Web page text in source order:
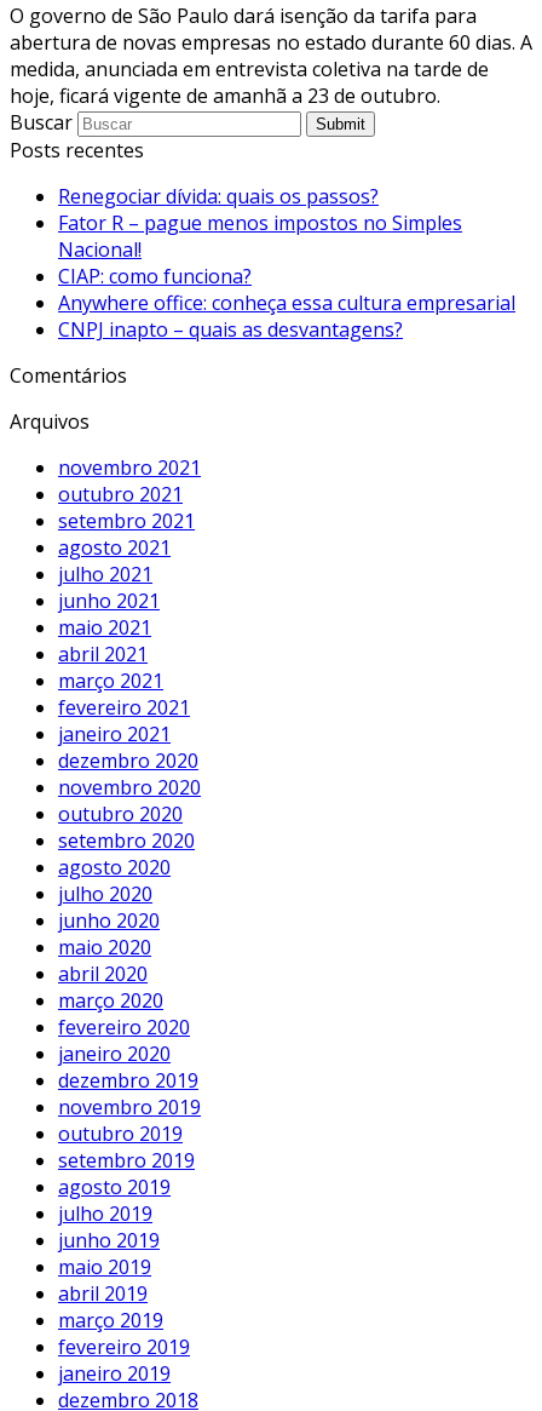
O governo de São Paulo dará isenção da tarifa para
abertura de novas empresas no estado durante 60 dias. A
medida, anunciada em entrevista coletiva na tarde de
hoje, ficará vigente de amanhã a 23 de outubro.
Buscar
Submit
Posts recentes
Renegociar dívida: quais os passos?
Fator R – pague menos impostos no Simples
Nacional!
CIAP: como funciona?
Anywhere office: conheça essa cultura empresarial
CNPJ inapto – quais as desvantagens?
Comentários
Arquivos
novembro 2021
outubro 2021
setembro 2021
agosto 2021
julho 2021
junho 2021
maio 2021
abril 2021
março 2021
fevereiro 2021
janeiro 2021
dezembro 2020
novembro 2020
outubro 2020
setembro 2020
agosto 2020
julho 2020
junho 2020
maio 2020
abril 2020
março 2020
fevereiro 2020
janeiro 2020
dezembro 2019
novembro 2019
outubro 2019
setembro 2019
agosto 2019
julho 2019
junho 2019
maio 2019
abril 2019
março 2019
fevereiro 2019
janeiro 2019
dezembro 2018